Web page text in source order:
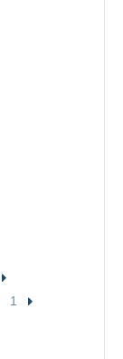
1